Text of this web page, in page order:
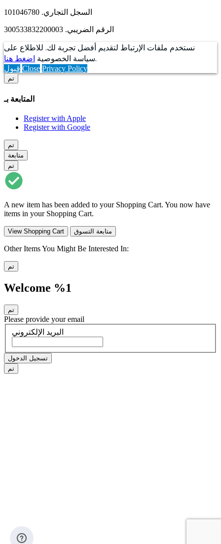
السجل التجاري. 101046780
الرقم الضريبي. 300533832200003
نستخدم ملفات الإرتباط لتقديم أفضل تجربة لك. للاطلاع على
سياسة الخصوصية اضغط هنا .
قبول Close Privacy Policy
تم
المتابعة بـ
Register with Apple
Register with Google
تم
متابعة
تم
A new item has been added to your Shopping Cart. You now have
items in your Shopping Cart.
View Shopping Cart متابعة التسوق
Other Items You Might Be Interested In:
تم
Welcome %1
تم
Please provide your email
البريد الإلكتروني
تسجيل الدخول
تم